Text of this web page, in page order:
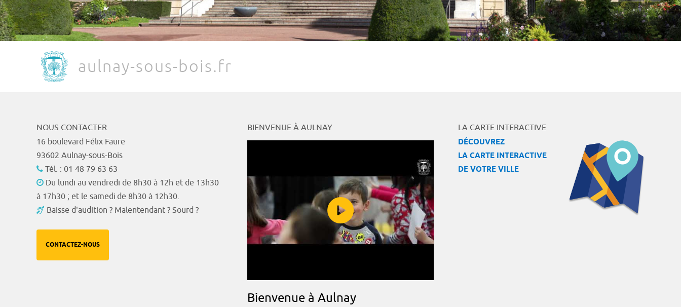
aulnay-sous-bois.fr
NOUS CONTACTER
16 boulevard Félix Faure
93602 Aulnay-sous-Bois
Tél. : 01 48 79 63 63
Du lundi au vendredi de 8h30 à 12h et de 13h30
à 17h30 ; et le samedi de 8h30 à 12h30.
Baisse d'audition ? Malentendant ? Sourd ?
CONTACTEZ-NOUS
BIENVENUE À AULNAY
Bienvenue à Aulnay
LA CARTE INTERACTIVE
DÉCOUVREZ
LA CARTE INTERACTIVE
DE VOTRE VILLE